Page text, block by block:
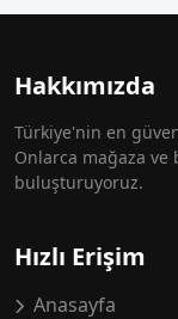
Hakkımızda
Türkiye'nin en
Onlarca mağaza ve
buluşturuyoruz.
Hızlı Erişim
Anasayfa